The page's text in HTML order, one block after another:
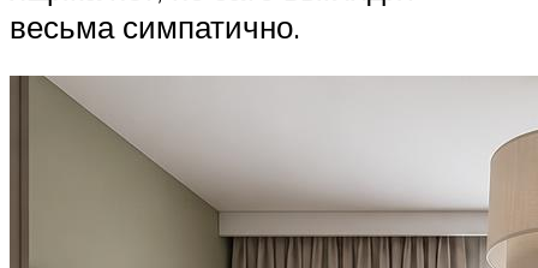
весьма симпатично.